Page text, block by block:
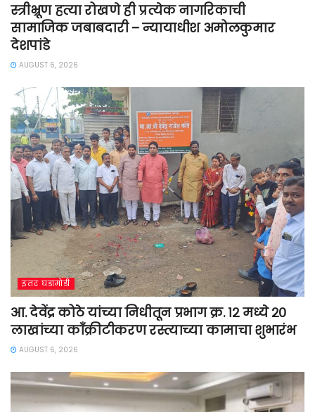
स्त्रीभ्रूण हत्या रोखणे ही प्रत्येक नागरिकाची
सामाजिक जबाबदारी – न्यायाधीश अमोलकुमार
देशपांडे
AUGUST 6, 2026
इतर घडामोडी
आ. देवेंद्र कोठे यांच्या निधीतून प्रभाग क्र. १२ मध्ये २०
लाखांच्या काँक्रीटीकरण रस्त्याच्या कामाचा शुभारंभ
AUGUST 6, 2026